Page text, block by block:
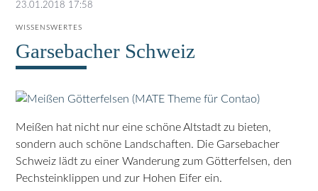
23.01.2018 17:58
WISSENSWERTES
Garsebacher Schweiz
Meißen hat nicht nur eine schöne Altstadt zu bieten,
sondern auch schöne Landschaften. Die Garsebacher
Schweiz lädt zu einer Wanderung zum Götterfelsen, den
Pechsteinklippen und zur Hohen Eifer ein.